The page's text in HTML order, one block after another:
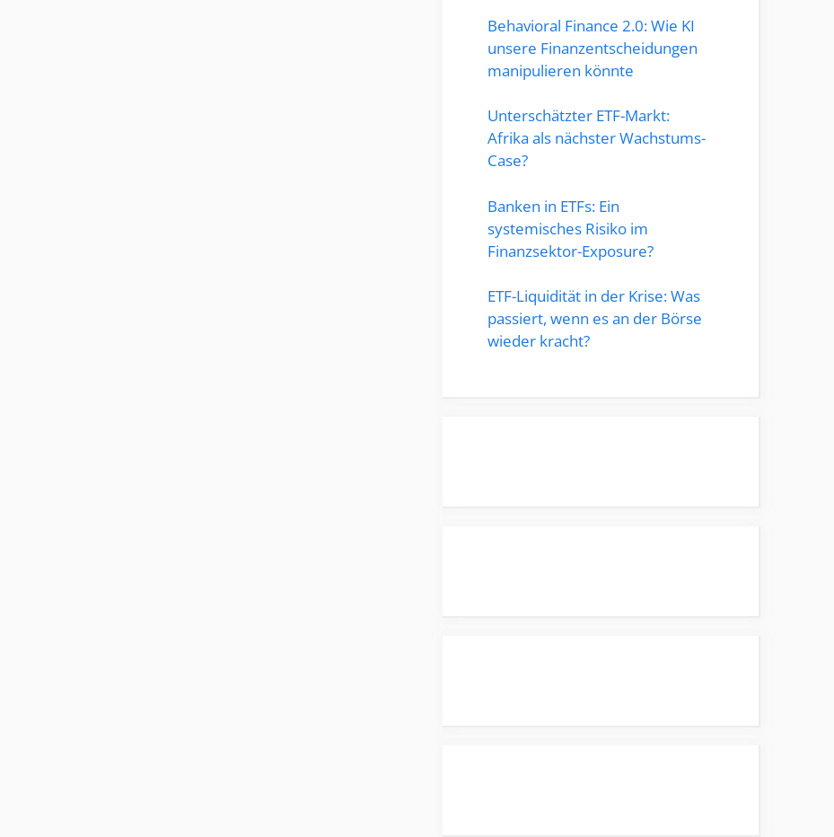
Behavioral Finance 2.0: Wie KI
unsere Finanzentscheidungen
manipulieren könnte
Unterschätzter ETF-Markt:
Afrika als nächster Wachstums-
Case?
Banken in ETFs: Ein
systemisches Risiko im
Finanzsektor-Exposure?
ETF-Liquidität in der Krise: Was
passiert, wenn es an der Börse
wieder kracht?